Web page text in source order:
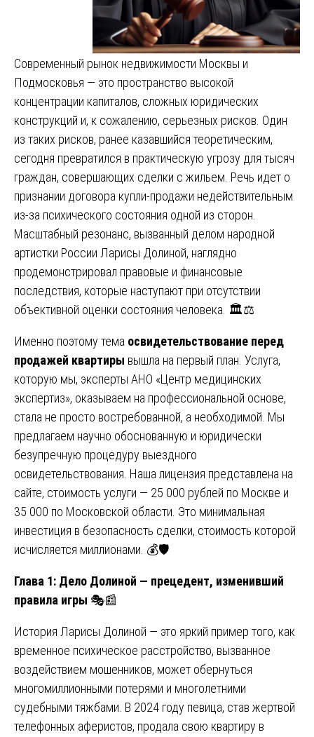
Современный рынок недвижимости Москвы и
Подмосковья — это пространство высокой
концентрации капиталов, сложных юридических
конструкций и, к сожалению, серьезных рисков. Один
из таких рисков, ранее казавшийся теоретическим,
сегодня превратился в практическую угрозу для тысяч
граждан, совершающих сделки с жильем. Речь идет о
признании договора купли-продажи недействительным
из-за психического состояния одной из сторон.
Масштабный резонанс, вызванный делом народной
артистки России Ларисы Долиной, наглядно
продемонстрировал правовые и финансовые
последствия, которые наступают при отсутствии
объективной оценки состояния человека. 🏛️⚖️
Именно поэтому тема освидетельствование перед
продажей квартиры вышла на первый план. Услуга,
которую мы, эксперты АНО «Центр медицинских
экспертиз», оказываем на профессиональной основе,
стала не просто востребованной, а необходимой. Мы
предлагаем научно обоснованную и юридически
безупречную процедуру выездного
освидетельствования. Наша лицензия представлена на
сайте, стоимость услуги — 25 000 рублей по Москве и
35 000 по Московской области. Это минимальная
инвестиция в безопасность сделки, стоимость которой
исчисляется миллионами. 💰🛡️
Глава 1: Дело Долиной — прецедент, изменивший
правила игры 🎭📰
История Ларисы Долиной — это яркий пример того, как
временное психическое расстройство, вызванное
воздействием мошенников, может обернуться
многомиллионными потерями и многолетними
судебными тяжбами. В 2024 году певица, став жертвой
телефонных аферистов, продала свою квартиру в